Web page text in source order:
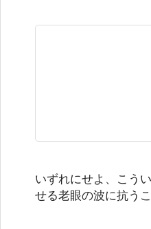
いずれにせよ、こう
せる老眼の波に抗う